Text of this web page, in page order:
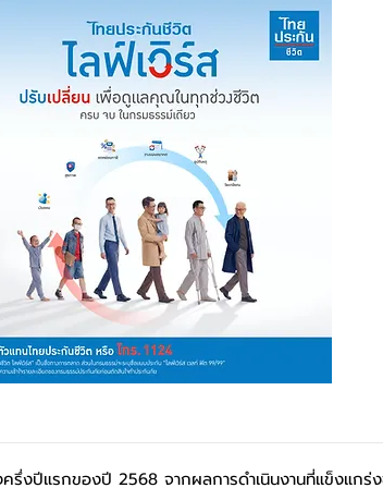
ครึ่งปีแรกของปี 2568 จากผลการดำเนินงานที่แข็งแก